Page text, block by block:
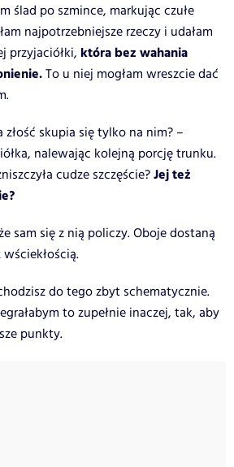
ślad po szmince, markując czułe
najpotrzebniejsze rzeczy i udałam
przyjaciółki, która bez wahania
To u niej mogłam wreszcie dać
złość skupia się tylko na nim? –
nalewając kolejną porcję trunku.
cudze szczęście?Jej też
sam się z nią policzy. Oboje dostaną
do tego zbyt schematycznie.
to zupełnie inaczej, tak, aby
punkty.